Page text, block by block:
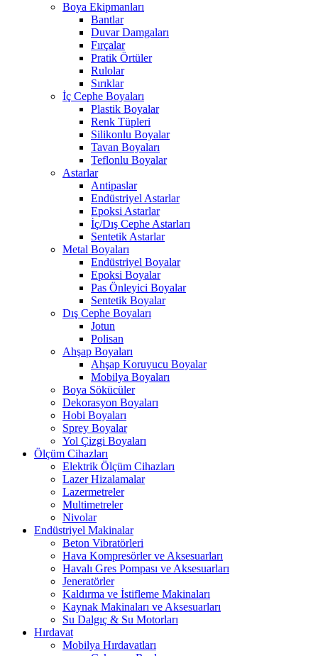
Boya Ekipmanları
Bantlar
Duvar Damgaları
Fırçalar
Pratik Örtüler
Rulolar
Sırıklar
İç Cephe Boyaları
Plastik Boyalar
Renk Tüpleri
Silikonlu Boyalar
Tavan Boyaları
Teflonlu Boyalar
Astarlar
Antipaslar
Endüstriyel Astarlar
Epoksi Astarlar
İç/Dış Cephe Astarları
Sentetik Astarlar
Metal Boyaları
Endüstriyel Boyalar
Epoksi Boyalar
Pas Önleyici Boyalar
Sentetik Boyalar
Dış Cephe Boyaları
Jotun
Polisan
Ahşap Boyaları
Ahşap Koruyucu Boyalar
Mobilya Boyaları
Boya Sökücüler
Dekorasyon Boyaları
Hobi Boyaları
Sprey Boyalar
Yol Çizgi Boyaları
Ölçüm Cihazları
Elektrik Ölçüm Cihazları
Lazer Hizalamalar
Lazermetreler
Multimetreler
Nivolar
Endüstriyel Makinalar
Beton Vibratörleri
Hava Kompresörler ve Aksesuarları
Havalı Gres Pompası ve Aksesuarları
Jeneratörler
Kaldırma ve İstifleme Makinaları
Kaynak Makinaları ve Aksesuarları
Su Dalgıç & Su Motorları
Hırdavat
Mobilya Hırdavatları